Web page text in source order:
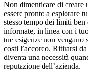
Non dimenticare di creare
essere pronto a esplorare
stesso tempo dei limiti
informate, in linea con i
tue esigenze non vengano
costi l’accordo. Ritirarsi
diventa una necessità
reputazione dell’azienda.